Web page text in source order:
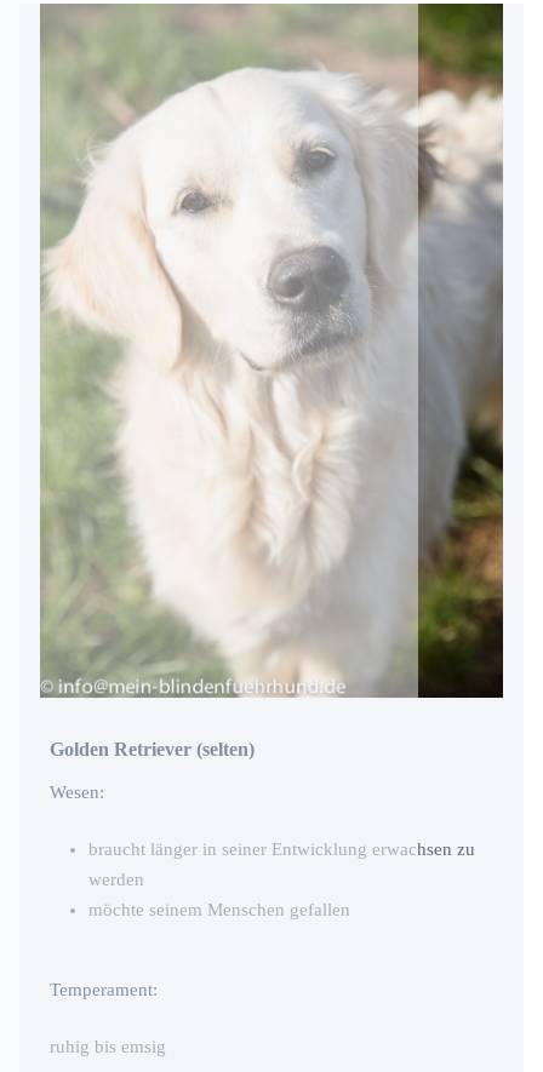
Golden Retriever (selten)
Wesen:
braucht länger in seiner Entwicklung erwachsen zu
werden
möchte seinem Menschen gefallen
Temperament:
ruhig bis emsig